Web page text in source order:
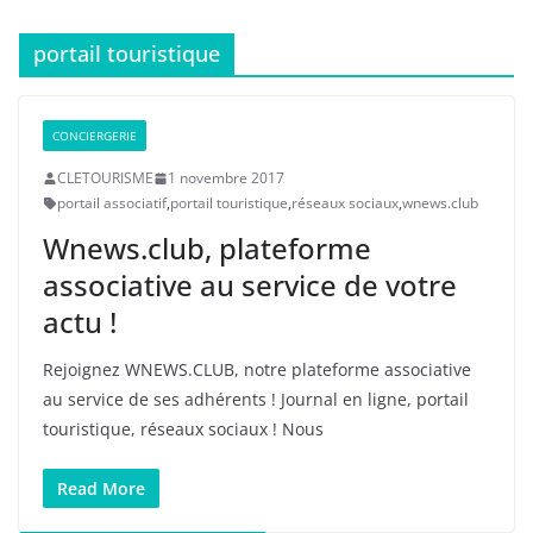
portail touristique
CONCIERGERIE
CLETOURISME
1 novembre 2017
portail associatif,portail touristique,réseaux sociaux,wnews.club
Wnews.club, plateforme
associative au service de votre
actu !
Rejoignez WNEWS.CLUB, notre plateforme associative
au service de ses adhérents ! Journal en ligne, portail
touristique, réseaux sociaux ! Nous
Read More